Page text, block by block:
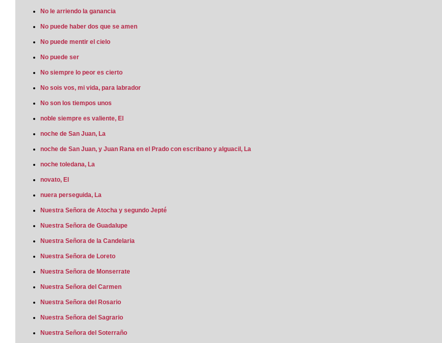
No le arriendo la ganancia
No puede haber dos que se amen
No puede mentir el cielo
No puede ser
No siempre lo peor es cierto
No sois vos, mi vida, para labrador
No son los tiempos unos
noble siempre es valiente, El
noche de San Juan, La
noche de San Juan, y Juan Rana en el Prado con escribano y alguacil, La
noche toledana, La
novato, El
nuera perseguida, La
Nuestra Señora de Atocha y segundo Jepté
Nuestra Señora de Guadalupe
Nuestra Señora de la Candelaria
Nuestra Señora de Loreto
Nuestra Señora de Monserrate
Nuestra Señora del Carmen
Nuestra Señora del Rosario
Nuestra Señora del Sagrario
Nuestra Señora del Soterraño